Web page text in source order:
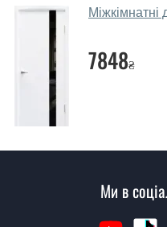
кожного відвідувача.
Так, робимо. Наші
консультацію на виїзді.
собою каталоги кольорів
консультації Ви можете
7848₴
Ми в